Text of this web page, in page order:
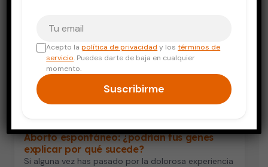
Aborto espontáneo: ¿podrían tus genes
explicar por qué sucede?
Si alguna vez has pasado por la dolorosa experiencia
Acepto lapolítica de privacidad y lostérminos de
servicio. Puedes darte de baja en cualquier
momento.
Suscribirme